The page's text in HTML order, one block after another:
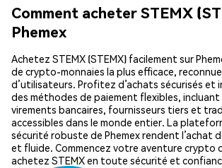
Comment acheter STEMX
Phemex
Achetez STEMX (STEMX) facilement sur
de crypto-monnaies la plus efficace,
d’utilisateurs. Profitez d’achats sécurisés et
des méthodes de paiement flexibles,
virements bancaires, fournisseurs tiers et
accessibles dans le monde entier. La
sécurité robuste de Phemex rendent l’achat
et fluide. Commencez votre aventure crypto
achetez STEMX en toute sécurité et